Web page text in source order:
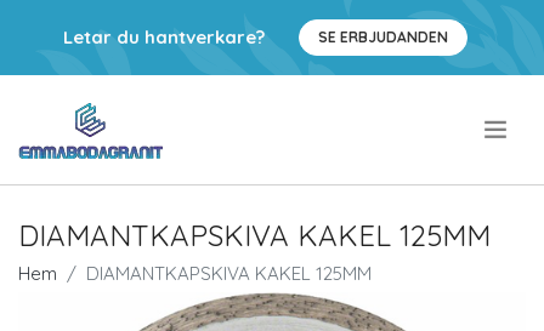
Letar du hantverkare? SE ERBJUDANDEN
DIAMANTKAPSKIVA KAKEL 125MM
Hem DIAMANTKAPSKIVA KAKEL 125MM